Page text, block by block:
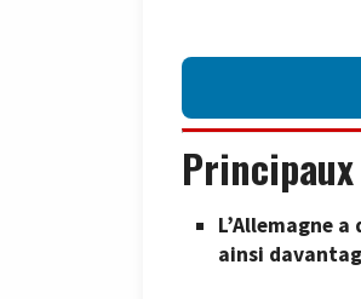
L’Allemagne
ainsi